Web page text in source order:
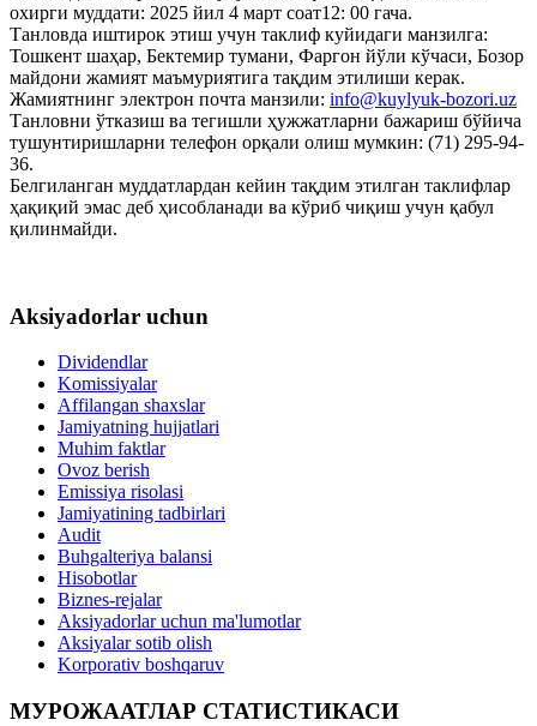
охирги муддати: 2025 йил 4 март соат12: 00 гача.
Танловда иштирок этиш учун таклиф куйидаги манзилга:
Тошкент шаҳар, Бектемир тумани, Фаргон йўли кўчаси, Бозор
майдони жамият маъмуриятига тақдим этилиши керак.
Жамиятнинг электрон почта манзили: info@kuylyuk-bozori.uz
Танловни ўтказиш ва тегишли ҳужжатларни бажариш бўйича
тушунтиришларни телефон орқали олиш мумкин: (71) 295-94-
36.
Белгиланган муддатлардан кейин тақдим этилган таклифлар
ҳақиқий эмас деб ҳисобланади ва кўриб чиқиш учун қабул
қилинмайди.
Aksiyadorlar uchun
Dividendlar
Komissiyalar
Affilangan shaxslar
Jamiyatning hujjatlari
Muhim faktlar
Ovoz berish
Emissiya risolasi
Jamiyatining tadbirlari
Audit
Buhgalteriya balansi
Hisobotlar
Biznes-rejalar
Aksiyadorlar uchun ma'lumotlar
Aksiyalar sotib olish
Korporativ boshqaruv
МУРОЖААТЛАР СТАТИСТИКАСИ